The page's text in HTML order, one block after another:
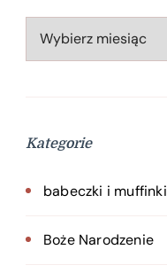
Archiwa
Kategorie
babeczki i muffinki
Boże Narodzenie